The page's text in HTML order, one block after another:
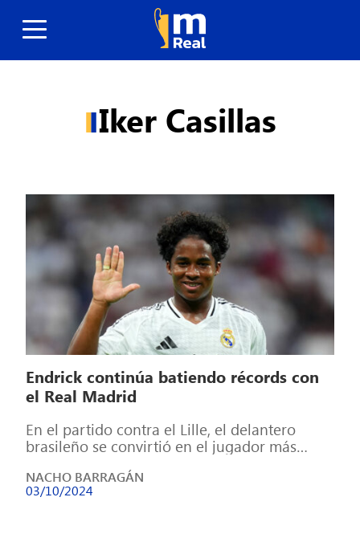
Iker Casillas
Endrick continúa batiendo récords con
el Real Madrid
En el partido contra el Lille, el delantero
brasileño se convirtió en el jugador más
NACHO BARRAGÁN
03/10/2024